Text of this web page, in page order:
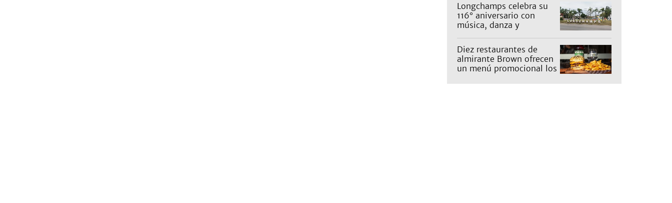
Longchamps celebra su
116° aniversario con
música, danza y
familia
Diez restaurantes de
almirante Brown ofrecen
un menú promocional los